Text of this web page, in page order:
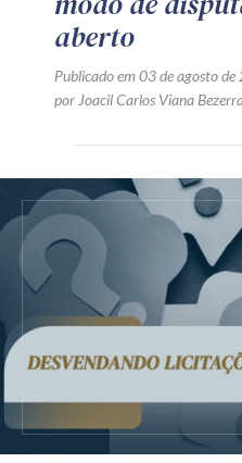
aberto
Publicado em 03 de agosto
por Joacil Carlos Viana